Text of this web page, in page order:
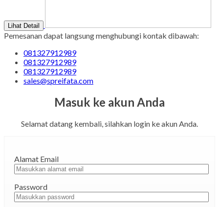
Lihat Detail
Pemesanan dapat langsung menghubungi kontak dibawah:
081327912989
081327912989
081327912989
sales@spreifata.com
Masuk ke akun Anda
Selamat datang kembali, silahkan login ke akun Anda.
Alamat Email
Password